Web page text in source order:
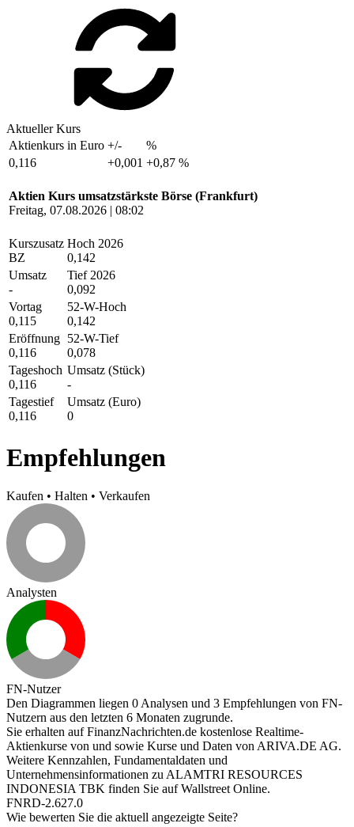
Aktueller Kurs
Aktienkurs in Euro +/-
%
0,116
+0,001 +0,87 %
Aktien Kurs umsatzstärkste Börse (Frankfurt)
Freitag, 07.08.2026 | 08:02
Kurszusatz
BZ
Hoch 2026
0,142
Umsatz
-
Tief 2026
0,092
Vortag
0,115
52-W-Hoch
0,142
Eröffnung
0,116
52-W-Tief
0,078
Tageshoch
0,116
Umsatz (Stück)
-
Tagestief
0,116
Umsatz (Euro)
0
Empfehlungen
Kaufen • Halten • Verkaufen
Analysten
FN-Nutzer
Den Diagrammen liegen 0 Analysen und 3 Empfehlungen von FN-
Nutzern aus den letzten 6 Monaten zugrunde.
Sie erhalten auf FinanzNachrichten.de kostenlose Realtime-
Aktienkurse von und sowie Kurse und Daten von ARIVA.DE AG.
Weitere Kennzahlen, Fundamentaldaten und
Unternehmensinformationen zu ALAMTRI RESOURCES
INDONESIA TBK finden Sie aufWallstreet Online.
FNRD-2.627.0
Wie bewerten Sie die aktuell angezeigte Seite?